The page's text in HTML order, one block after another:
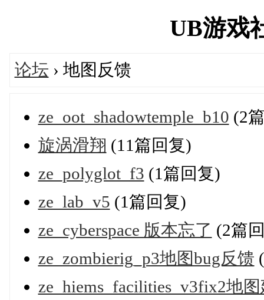
UB游戏
论坛 › 地图反馈
ze_oot_shadowtemple_b10 (2
旋涡滑翔 (11篇回复)
ze_polyglot_f3 (1篇回复)
ze_lab_v5 (1篇回复)
ze_cyberspace 版本忘了 (2篇
ze_zombierig_p3地图bug反馈
ze_hiems_facilities_v3fix2地